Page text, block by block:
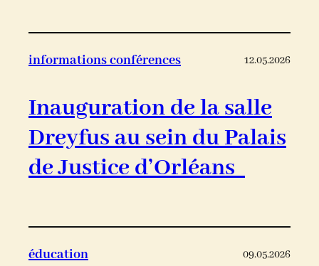
informations conférences 12.05.2026
Inauguration de la salle
Dreyfus au sein du Palais
de Justice d’Orléans
éducation 09.05.2026